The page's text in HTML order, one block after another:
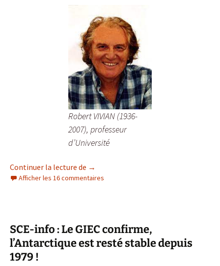
Robert VIVIAN (1936-
2007), professeur
d’Université
Continuer la lecture de Robert Vivian et les icebergs
→
Afficher les 16 commentaires
SCE-info : Le GIEC confirme,
l’Antarctique est resté stable depuis
1979 !